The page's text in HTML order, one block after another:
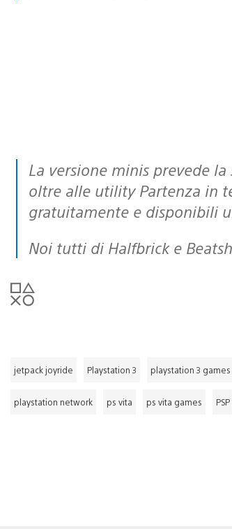
La versione minis prevede la skin Sansei già sbloccata e il Jetpack tradizionale,
oltre alle utility Partenza in
gratuitamente e disponibili
Noi tutti di Halfbrick e
jetpack joyride Playstation 3 playstation 3 games
playstation network ps vita ps vita games PSP